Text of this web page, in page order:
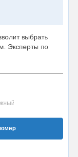
выбрать
Эксперты по